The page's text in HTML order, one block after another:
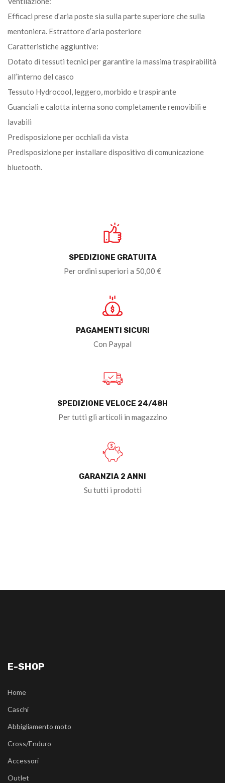
Efficaci prese d’aria poste sia sulla parte superiore che sulla
mentoniera. Estrattore d’aria posteriore
Caratteristiche aggiuntive:
Dotato di tessuti tecnici per garantire la massima traspirabilità
all’interno del casco
Tessuto Hydrocool, leggero, morbido e traspirante
Guanciali e calotta interna sono completamente removibili e
lavabili
Predisposizione per occhiali da vista
Predisposizione per installare dispositivo di comunicazione
bluetooth.
SPEDIZIONE GRATUITA
Per ordini superiori a 50,00 €
PAGAMENTI SICURI
Con Paypal
SPEDIZIONE VELOCE 24/48H
Per tutti gli articoli in magazzino
GARANZIA 2 ANNI
Su tutti i prodotti
E-SHOP
Home
Caschi
Abbigliamento moto
Cross/Enduro
Accessori
Outlet